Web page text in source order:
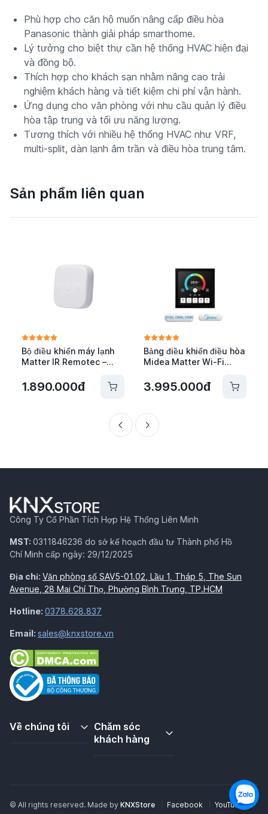
Phù hợp cho căn hộ muốn nâng cấp điều hòa
Panasonic thành giải pháp smarthome.
Lý tưởng cho biệt thự cần hệ thống HVAC hiện đại
và đồng bộ.
Thích hợp cho khách sạn nhằm nâng cao trải
nghiệm khách hàng và tiết kiệm chi phí vận hành.
Ứng dụng cho văn phòng với nhu cầu quản lý điều
hòa tập trung và tối ưu năng lượng.
Tương thích với nhiều hệ thống HVAC như VRF,
multi-split, dàn lạnh âm trần và điều hòa trung tâm.
Sản phẩm liên quan
Bộ điều khiển máy lạnh
Matter IR Remotec –
1.890.000đ
Bảng điều khiển điều hòa
Midea Matter Wi-Fi
81MTAC01-MID
3.995.000đ
Công Ty Cổ Phần Tích Hợp Hệ Thống Liên Minh
MST: 0311846236 do sở kế hoạch đầu tư Thành phố Hồ
Chí Minh cấp ngày: 29/12/2025
Địa chỉ: Văn phòng số SAV5-01.02, Lầu 1, Tháp 5, The Sun
Avenue, 28 Mai Chí Thọ, Phường Bình Trưng, TP.HCM
Hotline: 0378.628.837
Email: sales@knxstore.vn
Về chúng tôi
Chăm sóc
khách hàng
© All rights reserved. Made by KNXStore Facebook YouTube